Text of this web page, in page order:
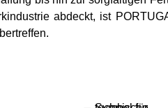
abdeckt, ist